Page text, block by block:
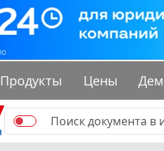
Продукты Цены